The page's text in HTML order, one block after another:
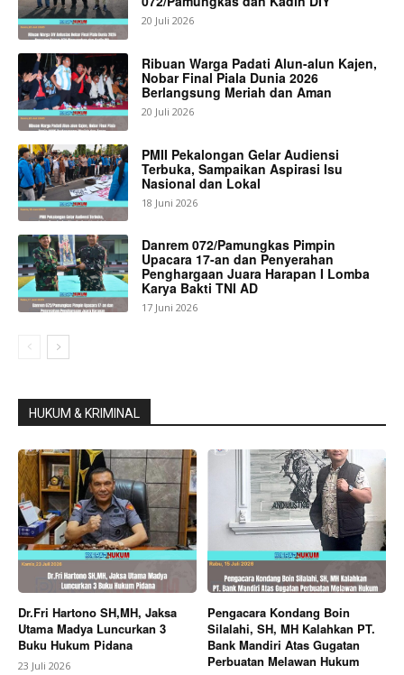
20 Juli 2026
Ribuan Warga Padati Alun-alun Kajen,
Nobar Final Piala Dunia 2026
Berlangsung Meriah dan Aman
20 Juli 2026
PMII Pekalongan Gelar Audiensi
Terbuka, Sampaikan Aspirasi Isu
Nasional dan Lokal
18 Juni 2026
Danrem 072/Pamungkas Pimpin
Upacara 17-an dan Penyerahan
Penghargaan Juara Harapan I Lomba
Karya Bakti TNI AD
17 Juni 2026
HUKUM & KRIMINAL
Dr.Fri Hartono SH,MH, Jaksa
Utama Madya Luncurkan 3
Buku Hukum Pidana
23 Juli 2026
Pengacara Kondang Boin
Silalahi, SH, MH Kalahkan PT.
Bank Mandiri Atas Gugatan
Perbuatan Melawan Hukum